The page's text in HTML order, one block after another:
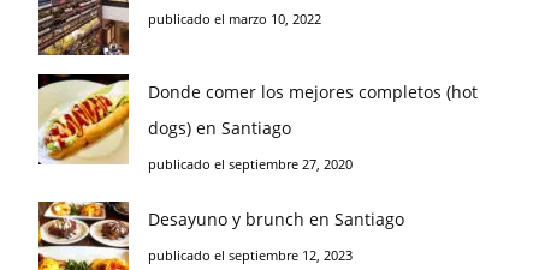
publicado el marzo 10, 2022
Donde comer los mejores completos (hot
dogs) en Santiago
publicado el septiembre 27, 2020
Desayuno y brunch en Santiago
publicado el septiembre 12, 2023